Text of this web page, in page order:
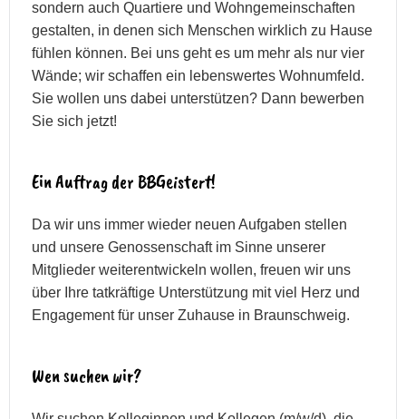
sondern auch Quartiere und Wohngemeinschaften
gestalten, in denen sich Menschen wirklich zu Hause
fühlen können. Bei uns geht es um mehr als nur vier
Wände; wir schaffen ein lebenswertes Wohnumfeld.
Sie wollen uns dabei unterstützen? Dann bewerben
Sie sich jetzt!
Ein Auftrag der BBGeistert!
Da wir uns immer wieder neuen Aufgaben stellen
und unsere Genossenschaft im Sinne unserer
Mitglieder weiterentwickeln wollen, freuen wir uns
über Ihre tatkräftige Unterstützung mit viel Herz und
Engagement für unser Zuhause in Braunschweig.
Wen suchen wir?